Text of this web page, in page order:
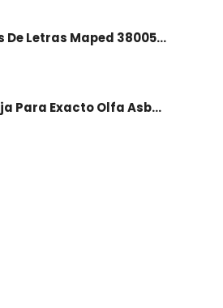
Guías De Letras Maped 38005 No. 5
Navaja Para Exacto Olfa Asbb-10 C/10 Nav